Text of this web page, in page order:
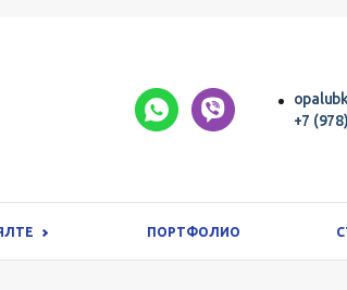
+7
ПОРТФОЛИО